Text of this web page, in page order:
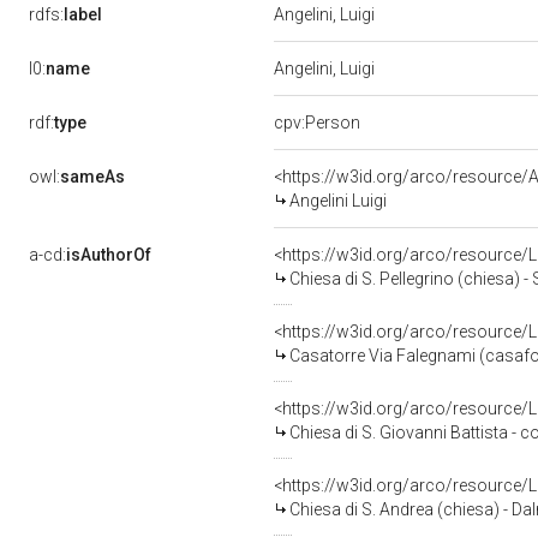
rdfs: label Angelini, Luigi
l0:name Angelini, Luigi
rdf:type cpv:Person
owl:sameAs
<https://w3id.org/arco/resource/
Angelini Luigi
a-cd:isAuthorOf
<https://w3id.org/arco/resource/
Chiesa di S. Pellegrino (chiesa) -
<https://w3id.org/arco/resource/
Casatorre Via Falegnami
<https://w3id.org/arco/resource/
Chiesa di S. Giovanni Battista -
<https://w3id.org/arco/resource/
Chiesa di S. Andrea (chiesa) -